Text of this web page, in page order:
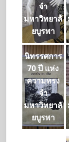
จำ
มหาวิทยาลั
ยบูรพา
นิทรรศการ
70 ปี แห่ง
ความทรง
จำ
มหาวิทยาลั
ยบูรพา